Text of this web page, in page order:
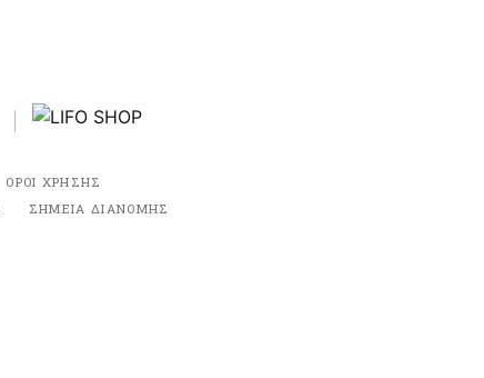
ΟΡΟΙ ΧΡΗΣΗΣ
ΣΗΜΕΙΑ ΔΙΑΝΟΜΗΣ